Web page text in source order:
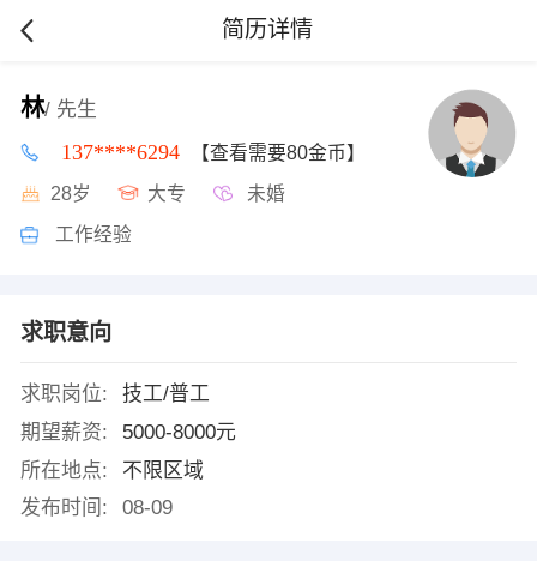
简历详情
林/ 先生
137****6294 【查看需要80金币】
28岁 大专 未婚
工作经验
求职意向
求职岗位:
技工/普工
期望薪资:
5000-8000元
所在地点:
不限区域
发布时间:
08-09